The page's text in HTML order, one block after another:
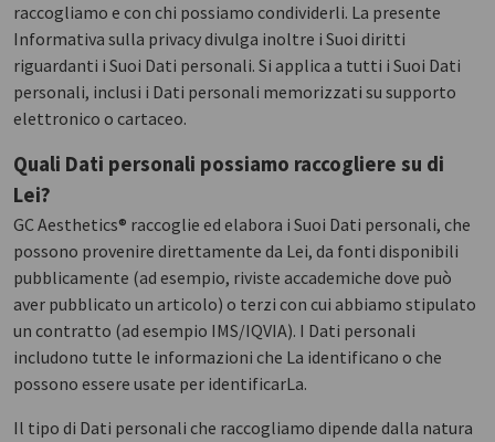
raccogliamo e con chi possiamo condividerli. La presente
Informativa sulla privacy divulga inoltre i Suoi diritti
riguardanti i Suoi Dati personali. Si applica a tutti i Suoi Dati
personali, inclusi i Dati personali memorizzati su supporto
elettronico o cartaceo.
Quali Dati personali possiamo raccogliere su di
Lei?
GC Aesthetics® raccoglie ed elabora i Suoi Dati personali, che
possono provenire direttamente da Lei, da fonti disponibili
pubblicamente (ad esempio, riviste accademiche dove può
aver pubblicato un articolo) o terzi con cui abbiamo stipulato
un contratto (ad esempio IMS/IQVIA). I Dati personali
includono tutte le informazioni che La identificano o che
possono essere usate per identificarLa.
Il tipo di Dati personali che raccogliamo dipende dalla natura